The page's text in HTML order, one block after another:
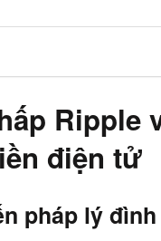
Ripple
điện tử
pháp lý